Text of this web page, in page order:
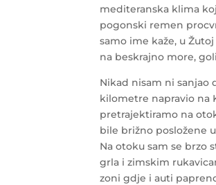
mediteranska klima
pogonski remen
samo ime kaže, u
na beskrajno more,
Nikad nisam ni sanjao
kilometre napravio na
pretrajektiramo na
bile brižno posložene
Na otoku sam se brzo
grla i zimskim
zoni gdje i auti